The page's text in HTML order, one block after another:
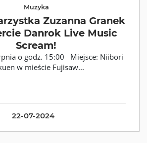
22-07-2024
Muzyka
Zuzanna Granek
Danrok Live Music
Scream!
o godz. 15:00 Miejsce: Niibori
w mieście Fujisaw...